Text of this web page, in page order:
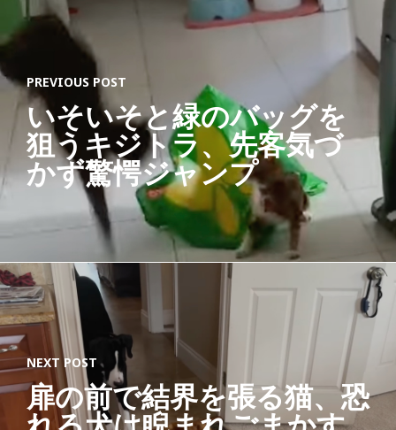
PREVIOUS POST
いそいそと緑のバッグを
狙うキジトラ、先客気づ
かず驚愕ジャンプ
NEXT POST
扉の前で結界を張る猫、恐